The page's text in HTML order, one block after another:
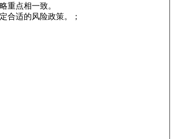
重点相一致。
合适的风险政策。；